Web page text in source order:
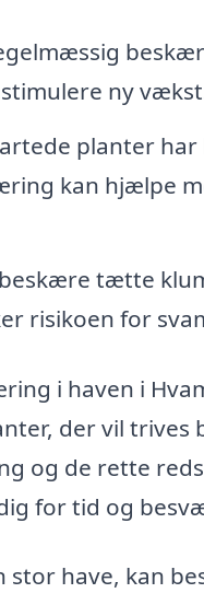
ny
planter
kan hjælpe
tætte
risikoen for
i haven i
der vil trives
og de rette
for tid og
have, kan